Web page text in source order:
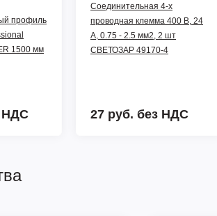
профиль
1500 мм
НДС
Соединительная 4-х
проводная клемма 400 В, 24
А, 0.75 - 2.5 мм2, 2 шт
СВЕТОЗАР 49170-4
27 руб. без НДС